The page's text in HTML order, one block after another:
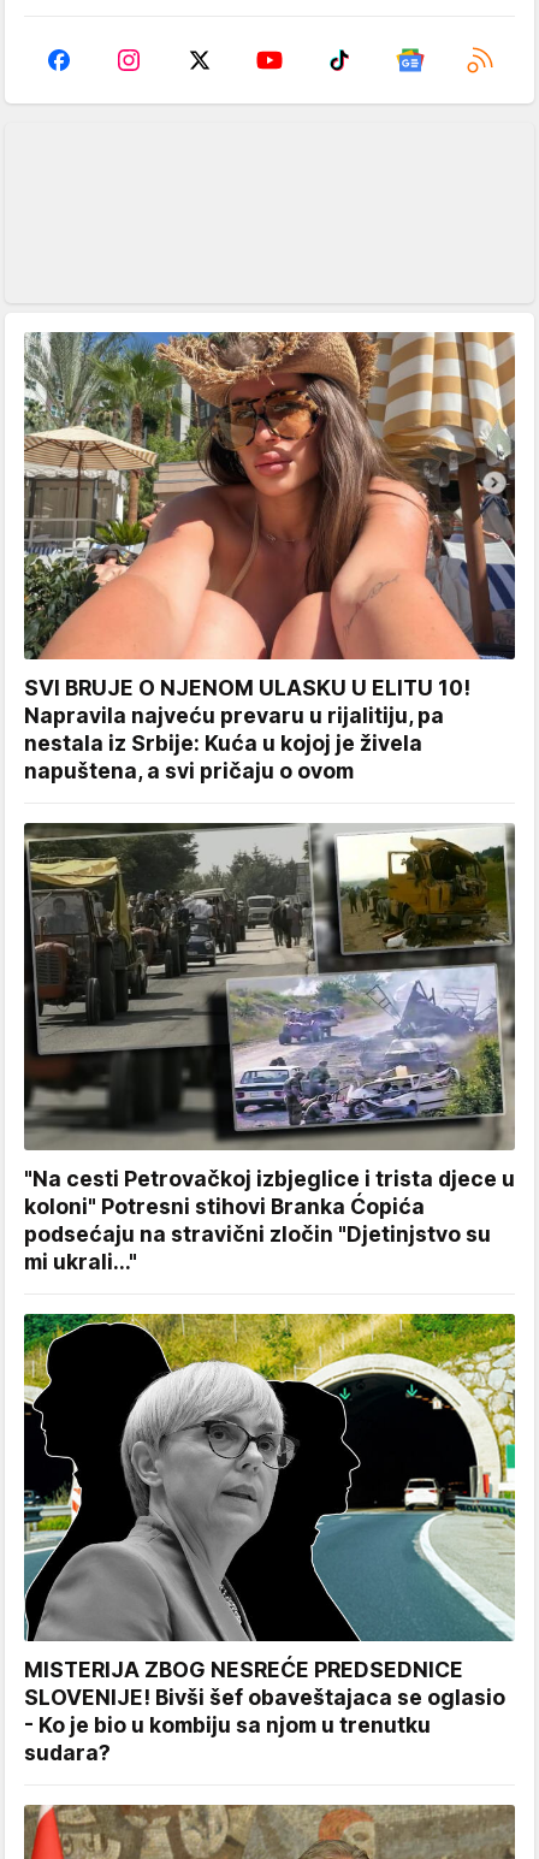
SVI BRUJE O NJENOM ULASKU U ELITU 10!
Napravila najveću prevaru u rijalitiju, pa
nestala iz Srbije: Kuća u kojoj je živela
napuštena, a svi pričaju o ovom
"Na cesti Petrovačkoj izbjeglice i trista djece u
koloni" Potresni stihovi Branka Ćopića
podsećaju na stravični zločin "Djetinjstvo su
mi ukrali..."
MISTERIJA ZBOG NESREĆE PREDSEDNICE
SLOVENIJE! Bivši šef obaveštajaca se oglasio
- Ko je bio u kombiju sa njom u trenutku
sudara?